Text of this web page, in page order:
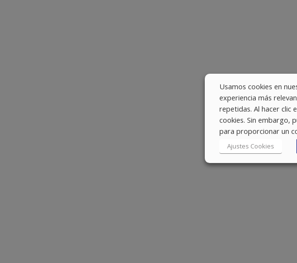
Usamos cookies en
experiencia más
repetidas. Al hacer clic
cookies. Sin embargo,
para proporcionar un
Ajustes Cookies